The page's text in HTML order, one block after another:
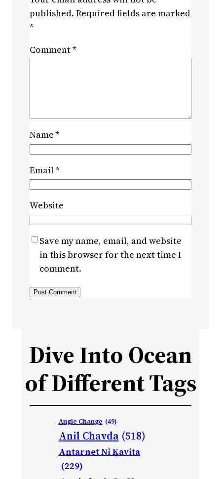
published. Required fields are marked
*
Comment*
Name *
Email*
Website
Save my name, email, and website
in this browser for the next time I
comment.
Dive Into Ocean
of Different Tags
Angle Change (49)
Anil Chavda (518)
Antarnet Ni Kavita
(229)